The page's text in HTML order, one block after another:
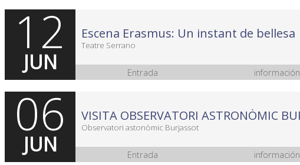
12
JUN
Escena Erasmus: Un instant de bellesa
Teatre Serrano
Entrada información
06
JUN
Observatori astonòmic Burjassot
Entrada información